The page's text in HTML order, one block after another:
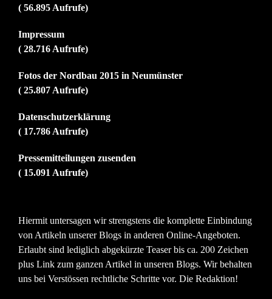
( 56.895 Aufrufe)
Impressum
( 28.716 Aufrufe)
Fotos der Nordbau 2015 in Neumünster
( 25.807 Aufrufe)
Datenschutzerklärung
( 17.786 Aufrufe)
Pressemitteilungen zusenden
( 15.091 Aufrufe)
Hiermit untersagen wir strengstens die komplette Einbindung
von Artikeln unserer Blogs in anderen Online-Angeboten.
Erlaubt sind lediglich abgekürzte Teaser bis ca. 200 Zeichen
plus Link zum ganzen Artikel in unseren Blogs. Wir behalten
uns bei Verstössen rechtliche Schritte vor. Die Redaktion!